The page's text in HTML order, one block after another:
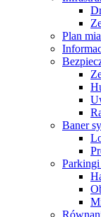
Plan
Baner